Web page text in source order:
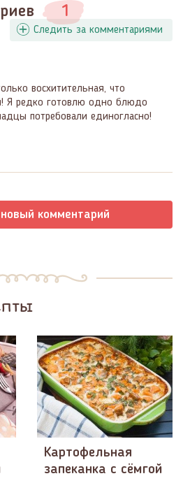
1
Следить за комментариями
восхитительная, что
Я редко готовлю одно блюдо
потребовали единогласно!
комментарий
Картофельная
запеканка с сёмгой